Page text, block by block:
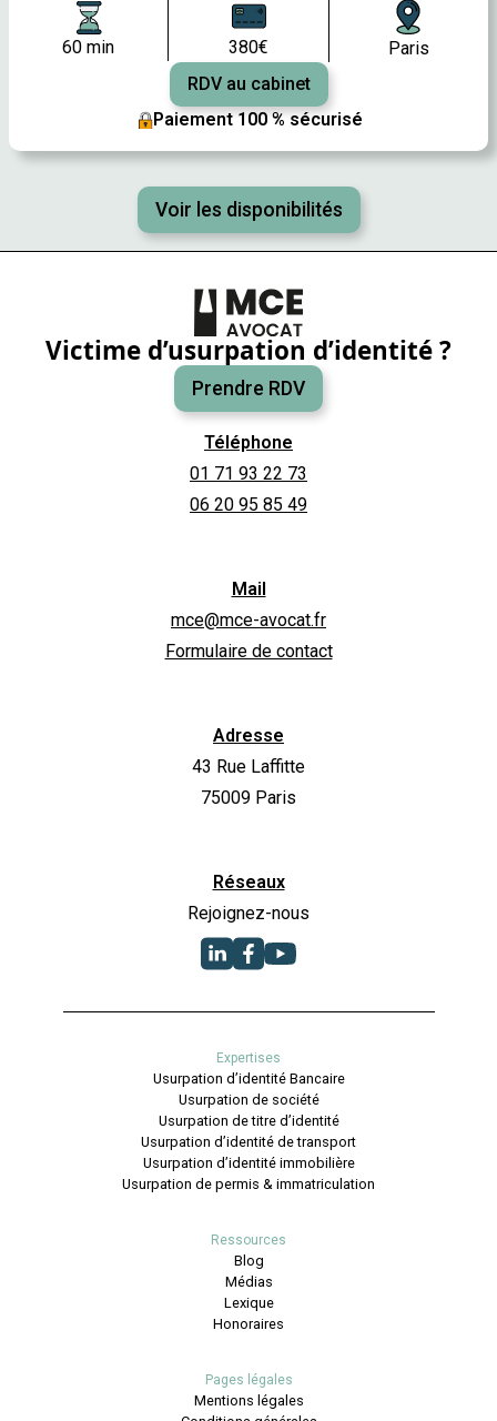
60 min 380€
Paris
RDV au cabinet
Paiement 100 % sécurisé
Voir les disponibilités
Victime d’usurpation d’identité ?
Prendre RDV
Téléphone
01 71 93 22 73
06 20 95 85 49
Mail
mce@mce-avocat.fr
Formulaire de contact
Adresse
43 Rue Laffitte
75009 Paris
Réseaux
Rejoignez-nous
Expertises
Usurpation d’identité Bancaire
Usurpation de société
Usurpation de titre d’identité
Usurpation d’identité de transport
Usurpation d’identité immobilière
Usurpation de permis & immatriculation
Ressources
Blog
Médias
Lexique
Honoraires
Pages légales
Mentions légales